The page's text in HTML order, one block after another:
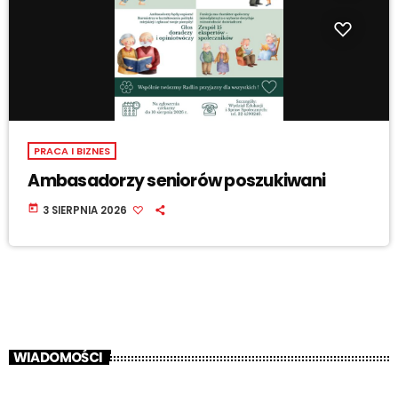
PRACA I BIZNES
Ambasadorzy seniorów poszukiwani
today 3 SIERPNIA 2026
WIADOMOŚCI